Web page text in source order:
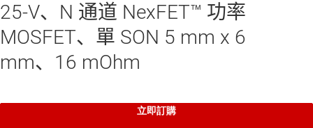
25-V、N 通道 NexFET™ 功率
MOSFET、單 SON 5 mm x 6
mm、16 mOhm
立即訂購